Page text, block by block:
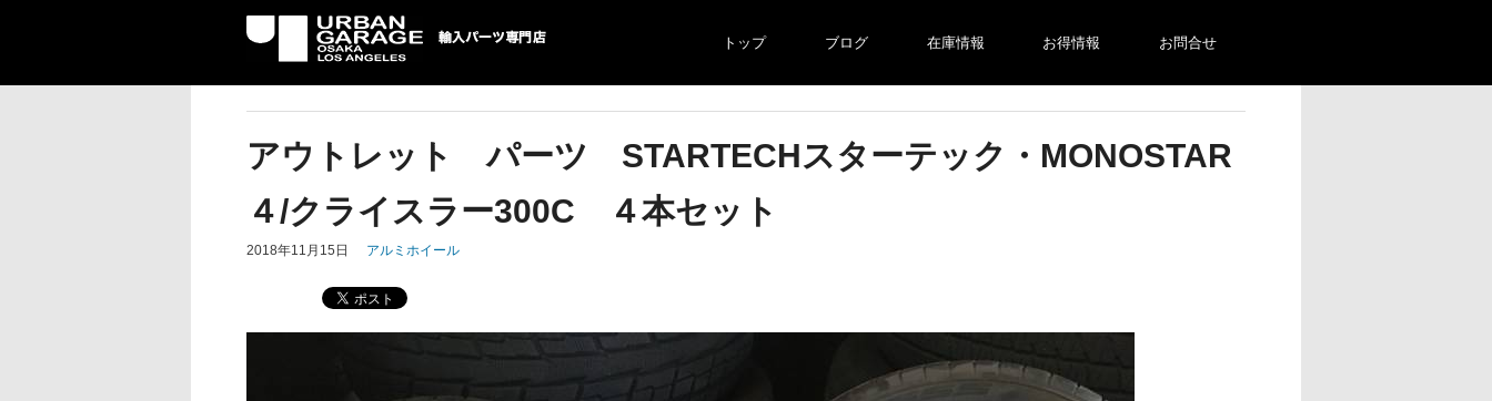
トップ ブログ 在庫情報 お得情報 お問合せ
アウトレット パーツ STARTECHスターテック・MONOSTAR
４/クライスラー300C ４本セット
2018年11月15日 アルミホイール